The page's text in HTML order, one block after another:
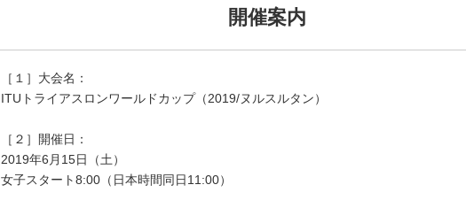
開催案内
［１］大会名：
ITUトライアスロンワールドカップ（2019/ヌルスルタン）
［２］開催日：
2019年6月15日（土）
女子スタート8:00（日本時間同日11:00）